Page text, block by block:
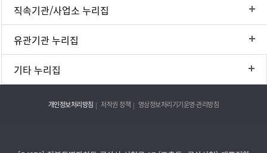
직속기관/사업소 누리집
유관기관 누리집
기타 누리집
개인정보처리방침 저작권 정책 영상정보처리기기운영·관리방침